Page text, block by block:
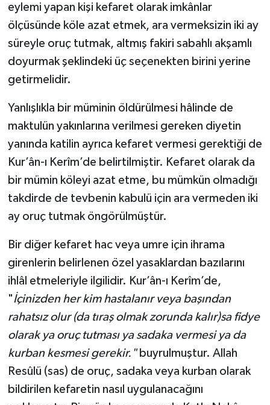
eylemi yapan kişi kefaret olarak imkânlar
ölçüsünde köle azat etmek, ara vermeksizin iki ay
süreyle oruç tutmak, altmış fakiri sabahlı akşamlı
doyurmak şeklindeki üç seçenekten birini yerine
getirmelidir.
Yanlışlıkla bir müminin öldürülmesi hâlinde de
maktulün yakınlarına verilmesi gereken diyetin
yanında katilin ayrıca kefaret vermesi gerektiği de
Kur’ân-ı Kerîm’de belirtilmiştir. Kefaret olarak da
bir mümin köleyi azat etme, bu mümkün olmadığı
takdirde de tevbenin kabulü için ara vermeden iki
ay oruç tutmak öngörülmüştür.
Bir diğer kefaret hac veya umre için ihrama
girenlerin belirlenen özel yasaklardan bazılarını
ihlâl etmeleriyle ilgilidir. Kur’ân-ı Kerîm’de,
"İçinizden her kim hastalanır veya başından
rahatsız olur (da tıraş olmak zorunda kalır)sa fidye
olarak ya oruç tutması ya sadaka vermesi ya da
kurban kesmesi gerekir."buyrulmuştur. Allah
Resûlü (sas) de oruç, sadaka veya kurban olarak
bildirilen kefaretin nasıl uygulanacağını